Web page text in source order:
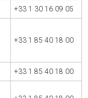
+33 1 30 16 09 05
+33 1 85 40 18 00
+33 1 85 40 18 00